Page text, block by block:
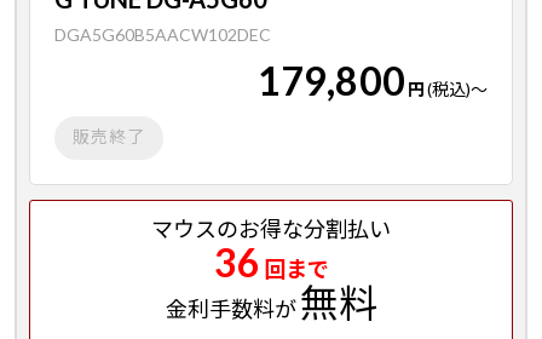
DGA5G60B5AACW102DEC
179,800 円(税込)～
販売終了
マウスのお得な分割払い
36 回まで
金利手数料が無料